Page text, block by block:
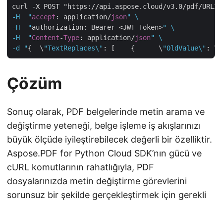
curl -X POST "https://api.aspose.cloud/v3.0/pdf/
-H  "accept : application/json" \
-H  "authorization: Bearer <JWT Token>" \
-H  "Content-Type: application/json" \
-d "{  \ "TextReplaces\" : [    {      \ "OldValue\" : \
Çözüm
Sonuç olarak, PDF belgelerinde metin arama ve
değiştirme yeteneği, belge işleme iş akışlarınızı
büyük ölçüde iyileştirebilecek değerli bir özelliktir.
Aspose.PDF for Python Cloud SDK’nın gücü ve
cURL komutlarının rahatlığıyla, PDF
dosyalarınızda metin değiştirme görevlerini
sorunsuz bir şekilde gerçekleştirmek için gerekli